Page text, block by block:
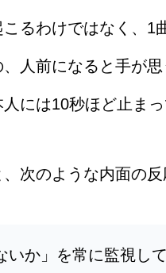
るわけではなく、1
人前になると手が
には10秒ほど止ま
次のような内面の反
いか」を常に監視し